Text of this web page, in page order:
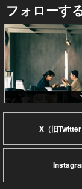
フォローす
X（旧